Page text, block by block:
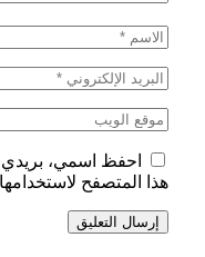
احفظ اسمي، بريدي
هذا المتصفح